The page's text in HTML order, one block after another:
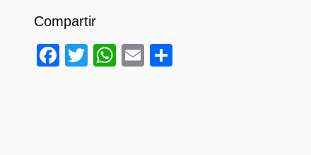
Compartir
Facebook
TwitterWhatsApp
Email